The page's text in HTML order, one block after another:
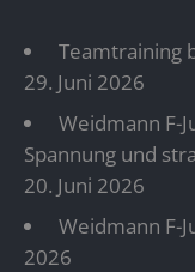
Teamtraining
29. Juni 2026
Weidmann F-
Spannung und
20. Juni 2026
Weidmann F-
2026